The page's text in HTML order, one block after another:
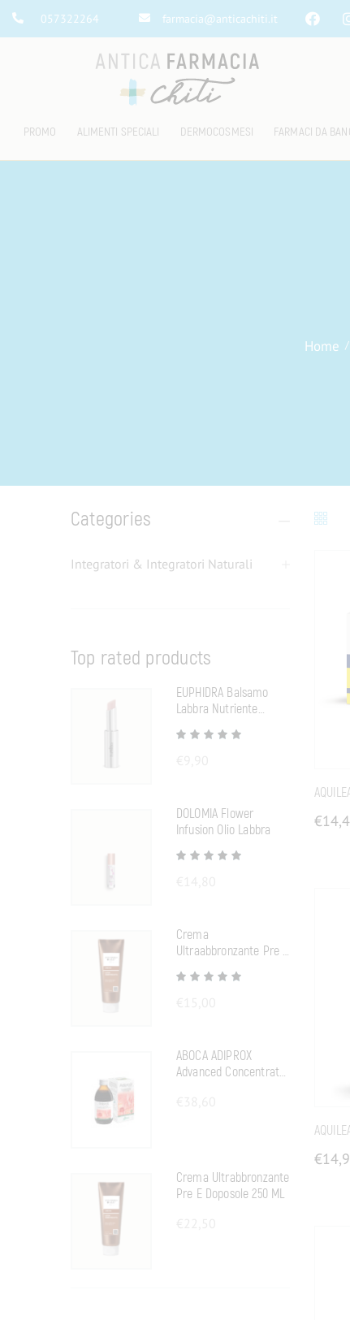
057322264 farmacia@anticachiti.it
PROMO ALIMENTI SPECIALI DERMOCOSMESI FARMACI DA
Home
Categories
Integratori & Integratori Naturali
Top rated products
EUPHIDRA Balsamo
Labbra Nutriente
DOLOMIA Flower
Infusion Olio Labbra
Crema
Ultraabbronzante Pre E
Doposole
ABOCA ADIPROX
Advanced Concentrato
Crema Ultrabbronzante
Pre E Doposole 250 ML
€
€